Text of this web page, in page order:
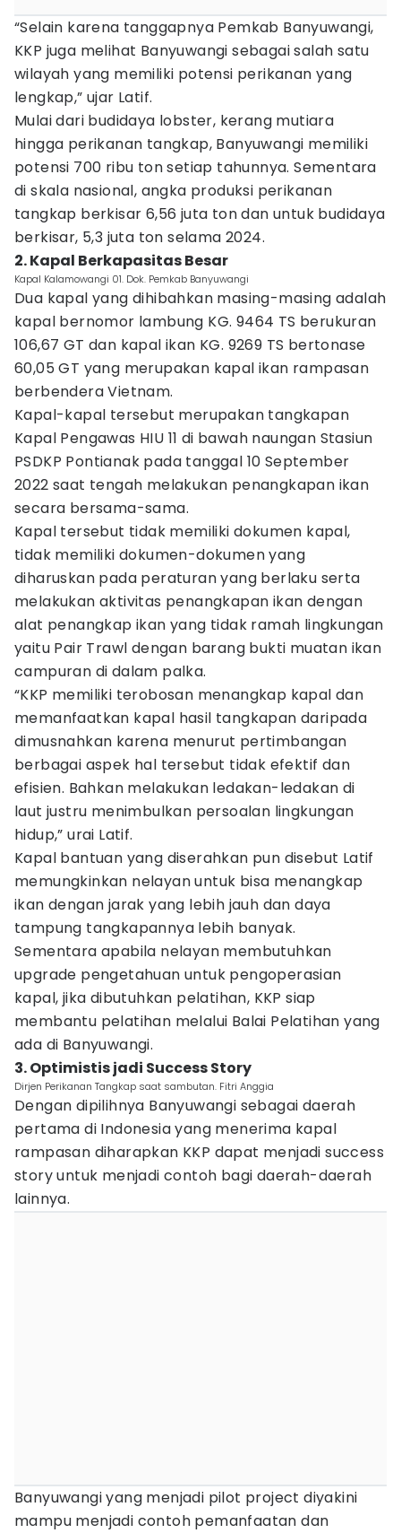
“Selain karena tanggapnya Pemkab Banyuwangi,
KKP juga melihat Banyuwangi sebagai salah satu
wilayah yang memiliki potensi perikanan yang
lengkap,” ujar Latif.
Mulai dari budidaya lobster, kerang mutiara
hingga perikanan tangkap, Banyuwangi memiliki
potensi 700 ribu ton setiap tahunnya. Sementara
di skala nasional, angka produksi perikanan
tangkap berkisar 6,56 juta ton dan untuk budidaya
berkisar, 5,3 juta ton selama 2024.
2. Kapal Berkapasitas Besar
Kapal Kalamowangi 01. Dok. Pemkab Banyuwangi
Dua kapal yang dihibahkan masing-masing adalah
kapal bernomor lambung KG. 9464 TS berukuran
106,67 GT dan kapal ikan KG. 9269 TS bertonase
60,05 GT yang merupakan kapal ikan rampasan
berbendera Vietnam.
Kapal-kapal tersebut merupakan tangkapan
Kapal Pengawas HIU 11 di bawah naungan Stasiun
PSDKP Pontianak pada tanggal 10 September
2022 saat tengah melakukan penangkapan ikan
secara bersama-sama.
Kapal tersebut tidak memiliki dokumen kapal,
tidak memiliki dokumen-dokumen yang
diharuskan pada peraturan yang berlaku serta
melakukan aktivitas penangkapan ikan dengan
alat penangkap ikan yang tidak ramah lingkungan
yaitu Pair Trawl dengan barang bukti muatan ikan
campuran di dalam palka.
“KKP memiliki terobosan menangkap kapal dan
memanfaatkan kapal hasil tangkapan daripada
dimusnahkan karena menurut pertimbangan
berbagai aspek hal tersebut tidak efektif dan
efisien. Bahkan melakukan ledakan-ledakan di
laut justru menimbulkan persoalan lingkungan
hidup,” urai Latif.
Kapal bantuan yang diserahkan pun disebut Latif
memungkinkan nelayan untuk bisa menangkap
ikan dengan jarak yang lebih jauh dan daya
tampung tangkapannya lebih banyak.
Sementara apabila nelayan membutuhkan
upgrade pengetahuan untuk pengoperasian
kapal, jika dibutuhkan pelatihan, KKP siap
membantu pelatihan melalui Balai Pelatihan yang
ada di Banyuwangi.
3. Optimistis jadi Success Story
Dirjen Perikanan Tangkap saat sambutan. Fitri Anggia
Dengan dipilihnya Banyuwangi sebagai daerah
pertama di Indonesia yang menerima kapal
rampasan diharapkan KKP dapat menjadi success
story untuk menjadi contoh bagi daerah-daerah
lainnya.
Banyuwangi yang menjadi pilot project diyakini
mampu menjadi contoh pemanfaatan dan